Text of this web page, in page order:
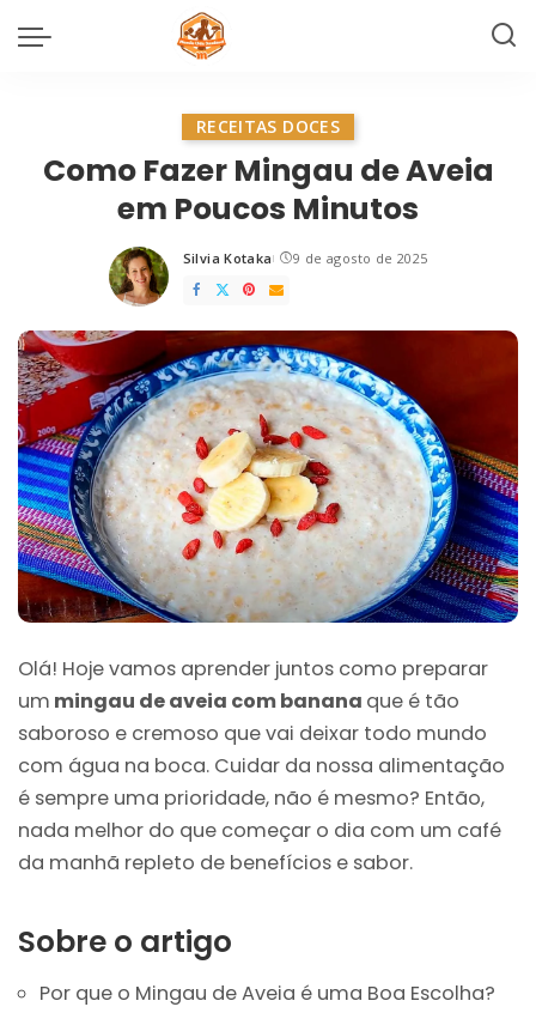
RECEITAS DOCES
Como Fazer Mingau de Aveia
em Poucos Minutos
Posted
by
Silvia Kotaka 9 de agosto de 2025
Olá! Hoje vamos aprender juntos como preparar
um mingau de aveia com banana que é tão
saboroso e cremoso que vai deixar todo mundo
com água na boca. Cuidar da nossa alimentação
é sempre uma prioridade, não é mesmo? Então,
nada melhor do que começar o dia com um café
da manhã repleto de benefícios e sabor.
Sobre o artigo
Por que o Mingau de Aveia é uma Boa Escolha?